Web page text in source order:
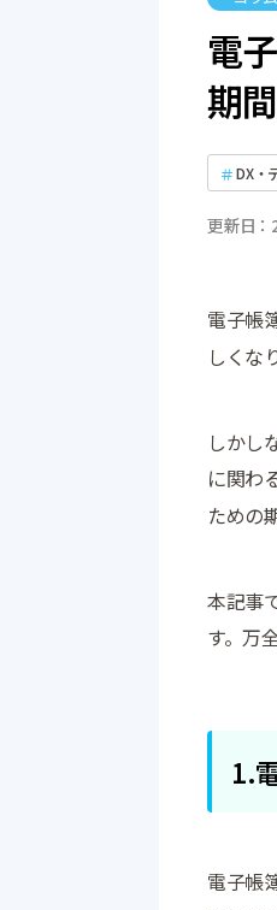
電
期
DX・
更新日
電子帳
しくな
しかし
に関わ
ための
本記事
す。万
1.
電子帳